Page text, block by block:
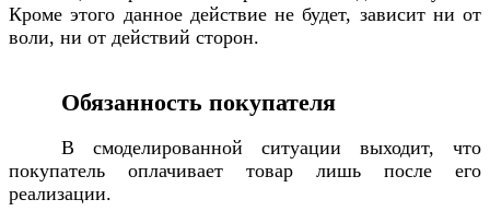
Кроме этого данное действие не будет, зависит ни от
воли, ни от действий сторон.
Обязанность покупателя
В смоделированной ситуации выходит, что
покупатель оплачивает товар лишь после его
реализации.